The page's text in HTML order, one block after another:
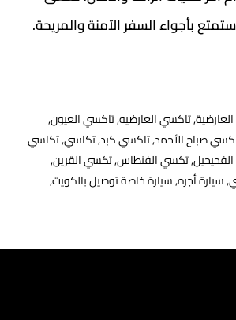
بأجواء السفر الآمنة والمريحة.
,تاكسي العارضيه,تاكسي العيون,
صباح الأحمد,تاكسي كبد,تكاسي,تكاسي
,تكسي الفنطاس,تكسي القرين,
,سيارة أجره,سيارة خاصة توصيل بالكويت,